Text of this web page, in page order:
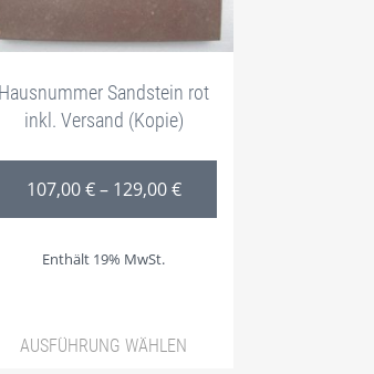
Hausnummer Sandstein rot
inkl. Versand (Kopie)
107,00€– 129,00€
Enthält 19% MwSt.
AUSFÜHRUNG WÄHLEN